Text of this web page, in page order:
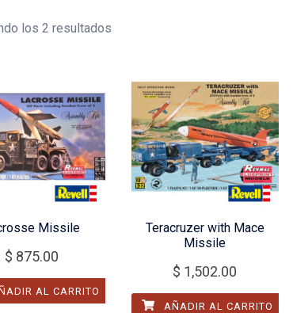
los 2 resultados
Missile
$ 875.00
AL CARRITO
Teracruzer with Mace
Missile
$ 1,502.00
AÑADIR AL CARRITO